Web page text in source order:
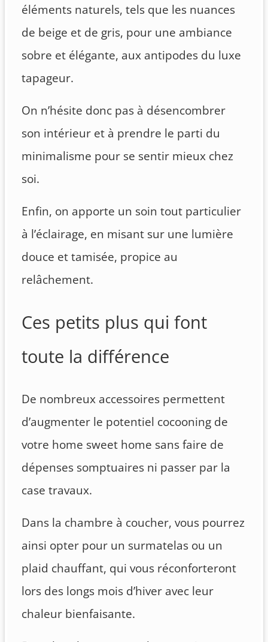
éléments naturels, tels que les nuances
de beige et de gris, pour une ambiance
sobre et élégante, aux antipodes du luxe
tapageur.
On n’hésite donc pas à désencombrer
son intérieur et à prendre le parti du
minimalisme pour se sentir mieux chez
soi.
Enfin, on apporte un soin tout particulier
à l’éclairage, en misant sur une lumière
douce et tamisée, propice au
relâchement.
Ces petits plus qui font
toute la différence
De nombreux accessoires permettent
d’augmenter le potentiel cocooning de
votre home sweet home sans faire de
dépenses somptuaires ni passer par la
case travaux.
Dans la chambre à coucher, vous pourrez
ainsi opter pour un surmatelas ou un
plaid chauffant, qui vous réconforteront
lors des longs mois d’hiver avec leur
chaleur bienfaisante.